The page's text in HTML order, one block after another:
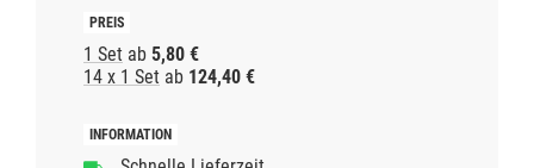
1 Set ab 5,80 €
14 x 1 Set ab 124,40 €